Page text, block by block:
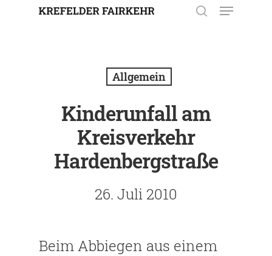
Eingabe zu suchen. Mit ESC
schließen.
Allgemein
Kinderunfall am
Kreisverkehr
Hardenbergstraße
26. Juli 2010
Beim Abbiegen aus einem